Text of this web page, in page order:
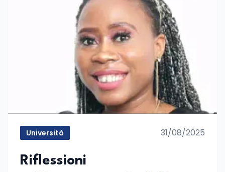
Università 31/08/2025
Riflessioni